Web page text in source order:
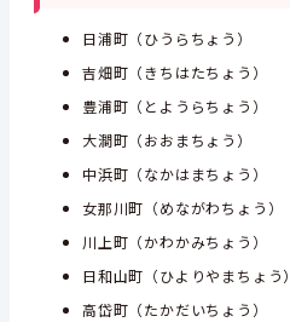
日浦町（ひうらちょう）
吉畑町（きちはたちょう）
豊浦町（とようらちょう）
大澗町（おおまちょう）
中浜町（なかはまちょう）
女那川町（めながわちょう）
川上町（かわかみちょう）
日和山町（ひよりやまちょう）
高岱町（たかだいちょう）